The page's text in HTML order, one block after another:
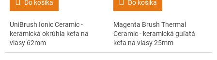
Do košíka
UniBrush Ionic Ceramic -
keramická okrúhla kefa na
vlasy 62mm
Do košíka
Magenta Brush Thermal
Ceramic - keramická guľatá
kefa na vlasy 25mm